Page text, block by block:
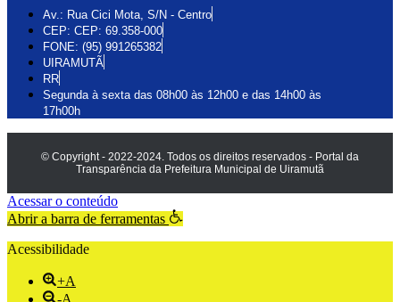
Av.: Rua Cici Mota, S/N - Centro
CEP: CEP: 69.358-000
FONE: (95) 991265382
UIRAMUTÃ
RR
Segunda à sexta das 08h00 às 12h00 e das 14h00 às
17h00h
© Copyright - 2022-2024. Todos os direitos reservados - Portal da
Transparência da Prefeitura Municipal de Uiramutã
Acessar o conteúdo
Abrir a barra de ferramentas
Acessibilidade
+A
-A